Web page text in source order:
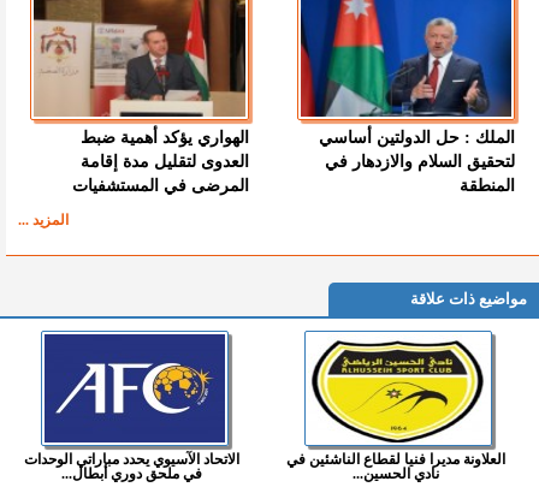
الملك : حل الدولتين أساسي
لتحقيق السلام والازدهار في
المنطقة
الهواري يؤكد أهمية ضبط
العدوى لتقليل مدة إقامة
المرضى في المستشفيات
المزيد ...
مواضيع ذات علاقة
العلاونة مديرا فنيا لقطاع الناشئين في
نادي الحسين...
الاتحاد الآسيوي يحدد مباراتي الوحدات
في ملحق دوري أبطال...